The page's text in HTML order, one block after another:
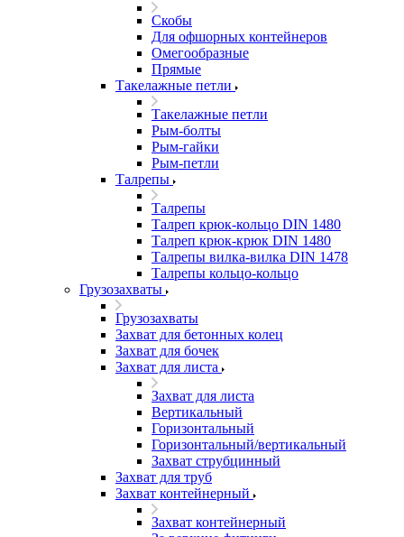
Скобы
Для офшорных контейнеров
Омегообразные
Прямые
Такелажные петли
Такелажные петли
Рым-болты
Рым-гайки
Рым-петли
Талрепы
Талрепы
Талреп крюк-кольцо DIN 1480
Талреп крюк-крюк DIN 1480
Талрепы вилка-вилка DIN 1478
Талрепы кольцо-кольцо
Грузозахваты
Грузозахваты
Захват для бетонных колец
Захват для бочек
Захват для листа
Захват для листа
Вертикальный
Горизонтальный
Горизонтальный/вертикальный
Захват струбцинный
Захват для труб
Захват контейнерный
Захват контейнерный